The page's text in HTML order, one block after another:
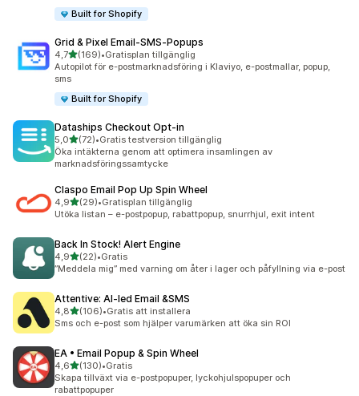
Built for Shopify
Grid & Pixel Email‑SMS‑Popups
4,7av 5 stjärnor
(169)
169 recensioner totalt
•Gratisplan tillgänglig
Autopilot för e-postmarknadsföring i Klaviyo, e-postmallar, popup,
sms
Built for Shopify
Dataships Checkout Opt‑in
5,0av 5 stjärnor
(72)
72 recensioner totalt
•Gratis testversion tillgänglig
Öka intäkterna genom att optimera insamlingen av
marknadsföringssamtycke
Claspo Email Pop Up Spin Wheel
4,9av 5 stjärnor
(29)
29 recensioner totalt
•Gratisplan tillgänglig
Utöka listan – e-postpopup, rabattpopup, snurrhjul, exit intent
Back In Stock! Alert Engine
4,9av 5 stjärnor
(22)
22 recensioner totalt
•Gratis
”Meddela mig” med varning om åter i lager och påfyllning via e-post
Attentive: AI‑led Email &SMS
4,8av 5 stjärnor
(106)
106 recensioner totalt
•Gratis att installera
Sms och e-post som hjälper varumärken att öka sin ROI
EA • Email Popup & Spin Wheel
4,6av 5 stjärnor
(130)
130 recensioner totalt
•Gratis
Skapa tillväxt via e-postpopuper, lyckohjulspopuper och
rabattpopuper